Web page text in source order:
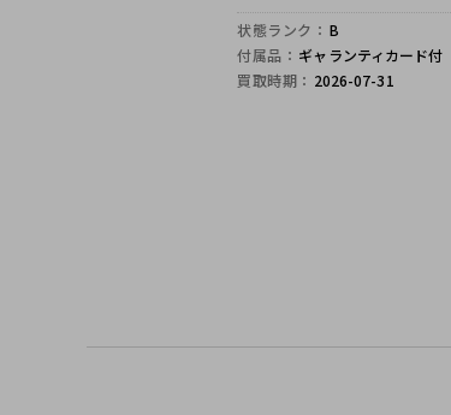
状態ランク： B
付属品： ギャランティカード付
買取時期： 2026-07-31